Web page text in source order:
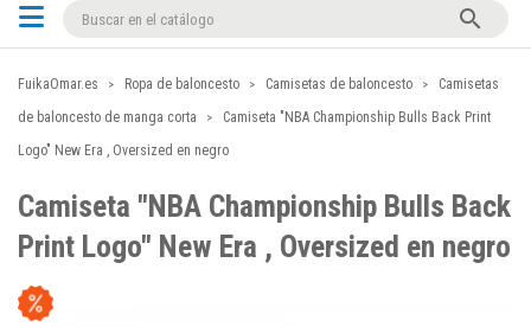

FuikaOmar.es Ropa de baloncesto Camisetas de baloncesto
Camisetas
de baloncesto de manga corta
Camiseta "NBA Championship Bulls Back Print
Logo" New Era , Oversized en negro
Camiseta "NBA Championship Bulls Back
Print Logo" New Era , Oversized en negro